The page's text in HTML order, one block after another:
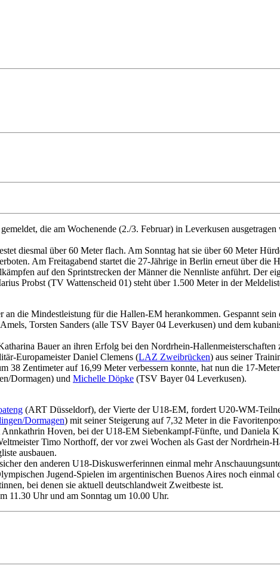
die am Wochenende (2./3. Februar) in Leverkusen ausgetragen
diesmal über 60 Meter flach. Am Sonntag hat sie über 60 Meter
Am Freitagabend startet die 27-Jährige in Berlin erneut über die
auf den Sprintstrecken der Männer die Nennliste anführt. Der
Probst (TV Wattenscheid 01) steht über 1.500 Meter in der
die Mindestleistung für die Hallen-EM herankommen. Gespannt sein
Torsten Sanders (alle TSV Bayer 04 Leverkusen) und dem
Bauer an ihren Erfolg bei den Nordrhein-
Europameister Daniel Clemens (LAZ Zweibrücken) aus seiner
38 Zentimeter auf 16,99 Meter verbessern konnte, hat nun die 17-
Dormagen) und Michelle Döpke (TSV Bayer 04 Leverkusen).
(ART Düsseldorf), der Vierte der U18-EM, fordert U20-WM-
Dormagen) mit seiner Steigerung auf 7,32 Meter in die
Hoven, bei der U18-EM Siebenkampf-Fünfte, und Daniela
Timo Northoff, der vor zwei Wochen als Gast der Nordrhein-
ausbauen.
den anderen U18-Diskuswerferinnen einmal mehr
Jugend-Spielen im argentinischen Buenos Aires noch
bei denen sie aktuell deutschlandweit Zweitbeste ist.
11.30 Uhr und am Sonntag um 10.00 Uhr.